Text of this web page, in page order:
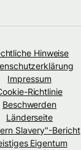
Hinweise
Impressum
Richtlinie
Beschwerden
Länderseite
Slavery"-Bericht
Eigentum